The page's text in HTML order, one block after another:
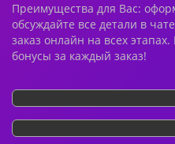
Преимущества для Вас:
обсуждайте все детали в
заказ онлайн на всех
бонусы за каждый заказ!